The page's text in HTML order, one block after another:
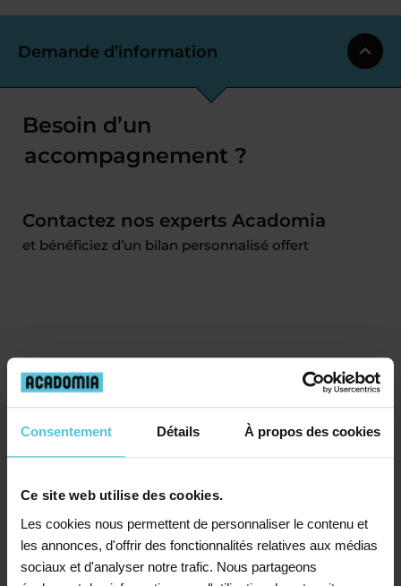
Consentement Détails À propos des cookies
Ce site web utilise des cookies.
Les cookies nous permettent de personnaliser le contenu et
les annonces, d'offrir des fonctionnalités relatives aux médias
sociaux et d'analyser notre trafic. Nous partageons
Demande d’information
Besoin d’un
accompagnement ?
Contactez nos experts Acadomia
et bénéficiez d’un bilan personnalisé offert